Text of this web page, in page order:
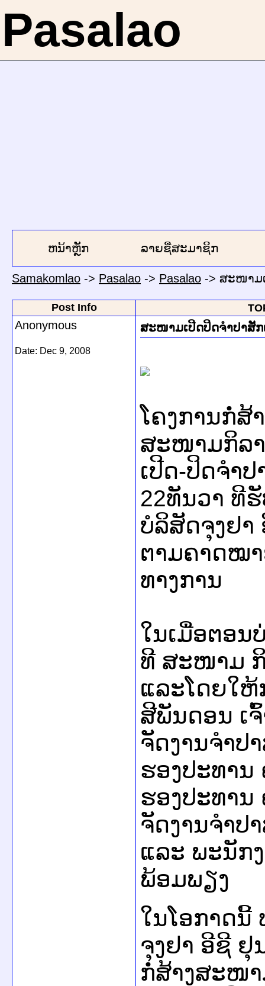
Pasalao
ຫນ້າຫຼັກ ລາຍຊື່ສະມາຊິກ
Samakomlao -> Pasalao -> Pasalao -> ສະໜາມ
Post Info
Anonymous
Date: Dec 9, 2008
ສະໜາມເປີດປິດຈຳປາສັກ
ໂຄງການກໍ່
ສະໜາມກິລ
ເປີດ-ປິດຈຳ
22ທັນວາ ທີ
ບໍລິສັດຈຸງຢາ
ຕາມຄາດໝ
ທາງການ
ໃນເມື່ອຕອ
ທີ ສະໜາມ
ແລະໂດຍໃຫ້
ສີພັນດອນ ເ
ຈັດງານຈຳປ
ຮອງປະທານ
ຮອງປະທານ
ຈັດງານຈຳປ
ແລະ ພະນັກ
ພ້ອມພຽງ
ໃນໂອກາດນີ້
ຈຸງຢາ ອີຊີ ຢຸ
ກໍ່ສ້າງສະໜາ